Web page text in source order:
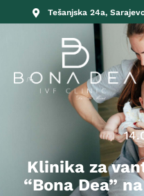
Tešanjska 24a,
Klinika za
“Bona Dea”